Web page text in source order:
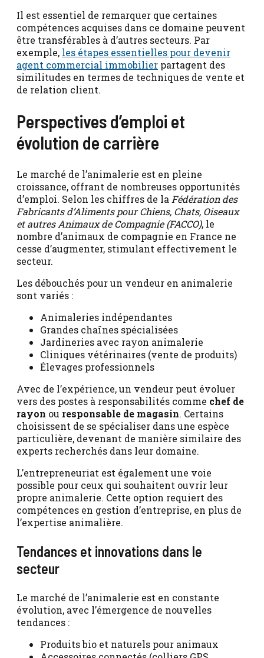
Il est essentiel de remarquer que certaines
compétences acquises dans ce domaine peuvent
être transférables à d’autres secteurs. Par
exemple, les étapes essentielles pour devenir
agent commercial immobilier partagent des
similitudes en termes de techniques de vente et
de relation client.
Perspectives d’emploi et
évolution de carrière
Le marché de l’animalerie est en pleine
croissance, offrant de nombreuses opportunités
d’emploi. Selon les chiffres de la Fédération des
Fabricants d’Aliments pour Chiens, Chats, Oiseaux
et autres Animaux de Compagnie (FACCO), le
nombre d’animaux de compagnie en France ne
cesse d’augmenter, stimulant effectivement le
secteur.
Les débouchés pour un vendeur en animalerie
sont variés :
Animaleries indépendantes
Grandes chaînes spécialisées
Jardineries avec rayon animalerie
Cliniques vétérinaires (vente de produits)
Élevages professionnels
Avec de l’expérience, un vendeur peut évoluer
vers des postes à responsabilités comme chef de
rayon ou responsable de magasin. Certains
choisissent de se spécialiser dans une espèce
particulière, devenant de manière similaire des
experts recherchés dans leur domaine.
L’entrepreneuriat est également une voie
possible pour ceux qui souhaitent ouvrir leur
propre animalerie. Cette option requiert des
compétences en gestion d’entreprise, en plus de
l’expertise animalière.
Tendances et innovations dans le
secteur
Le marché de l’animalerie est en constante
évolution, avec l’émergence de nouvelles
tendances :
Produits bio et naturels pour animaux